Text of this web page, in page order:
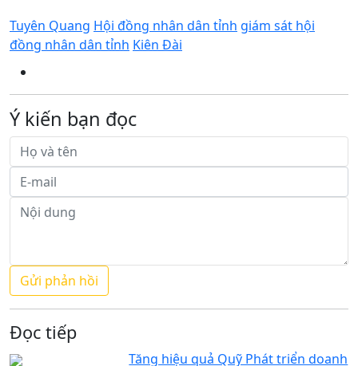
Tuyên Quang Hội đồng nhân dân tỉnh giám sát hội
đồng nhân dân tỉnh Kiên Đài
Ý kiến bạn đọc
Đọc tiếp
Tăng hiệu quả Quỹ Phát triển doanh